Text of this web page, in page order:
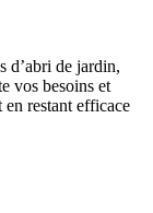
d’abri de jardin,
vos besoins et
en restant efficace